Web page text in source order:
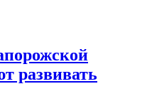
развивать